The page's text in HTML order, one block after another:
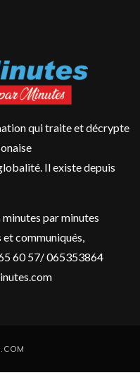
qui traite et décrypte
Il existe depuis
par minutes
communiqués,
60 57/ 065353864